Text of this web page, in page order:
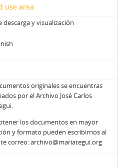
use area
descarga y visualización
originales se encuentras
por el Archivo José Carlos
los documentos en mayor
y formato pueden escribirnos al
correo: archivo@mariategui.org